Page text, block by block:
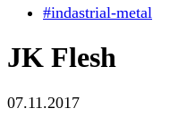
#indastrial-metal
JK Flesh
07.11.2017